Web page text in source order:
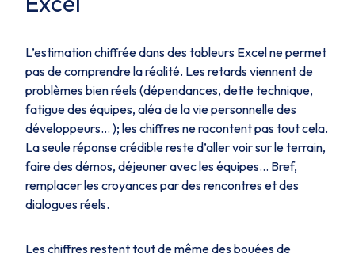
L’estimation chiffrée dans des tableurs Excel ne permet
pas de comprendre la réalité. Les retards viennent de
problèmes bien réels (dépendances, dette technique,
fatigue des équipes, aléa de la vie personnelle des
développeurs… ); les chiffres ne racontent pas tout cela.
La seule réponse crédible reste d’aller voir sur le terrain,
faire des démos, déjeuner avec les équipes… Bref,
remplacer les croyances par des rencontres et des
dialogues réels.
Les chiffres restent tout de même des bouées de